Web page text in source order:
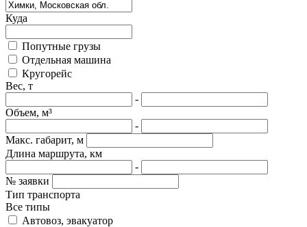
Куда
Попутные грузы
Отдельная машина
Кругорейс
Вес, т
-
Объем, м³
-
Макс. габарит, м
Длина маршрута, км
-
№ заявки
Тип транспорта
Все типы
Автовоз, эвакуатор